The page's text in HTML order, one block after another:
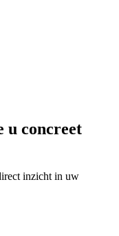
u concreet
inzicht in uw